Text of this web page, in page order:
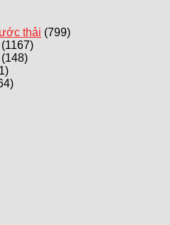
thải (799)
(1167)
(148)